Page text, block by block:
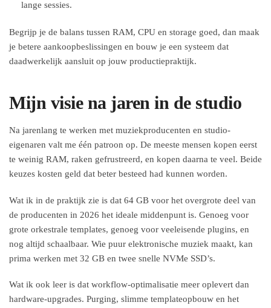
lange sessies.
Begrijp je de balans tussen RAM, CPU en storage goed, dan maak
je betere aankoopbeslissingen en bouw je een systeem dat
daadwerkelijk aansluit op jouw productiepraktijk.
Mijn visie na jaren in de studio
Na jarenlang te werken met muziekproducenten en studio-
eigenaren valt me één patroon op. De meeste mensen kopen eerst
te weinig RAM, raken gefrustreerd, en kopen daarna te veel. Beide
keuzes kosten geld dat beter besteed had kunnen worden.
Wat ik in de praktijk zie is dat 64 GB voor het overgrote deel van
de producenten in 2026 het ideale middenpunt is. Genoeg voor
grote orkestrale templates, genoeg voor veeleisende plugins, en
nog altijd schaalbaar. Wie puur elektronische muziek maakt, kan
prima werken met 32 GB en twee snelle NVMe SSD’s.
Wat ik ook leer is dat workflow-optimalisatie meer oplevert dan
hardware-upgrades. Purging, slimme templateopbouw en het